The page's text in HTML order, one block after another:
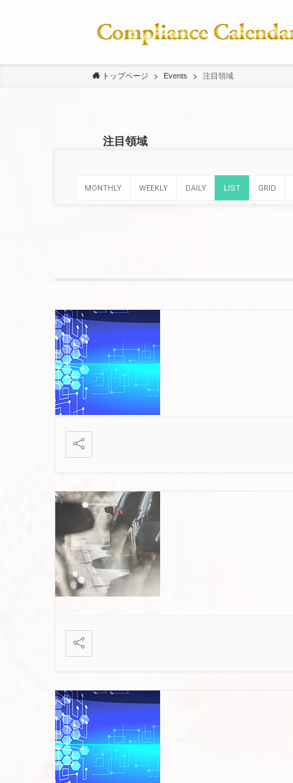
トップページ Events 注目領域
注目領域
MONTHLY WEEKLY DAILY LIST GRID